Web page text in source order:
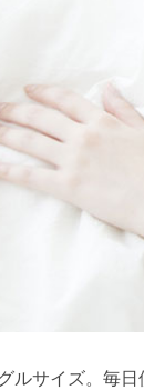
ルサイズ。毎